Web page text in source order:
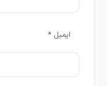
ایمیل*